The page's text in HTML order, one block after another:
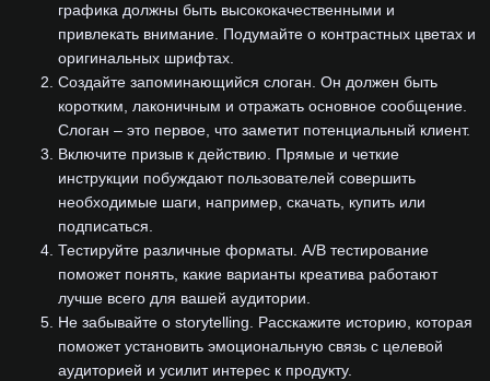
графика должны быть высококачественными и
привлекать внимание. Подумайте о контрастных цветах и
оригинальных шрифтах.
Создайте запоминающийся слоган. Он должен быть
коротким, лаконичным и отражать основное сообщение.
Слоган – это первое, что заметит потенциальный клиент.
Включите призыв к действию. Прямые и четкие
инструкции побуждают пользователей совершить
необходимые шаги, например, скачать, купить или
подписаться.
Тестируйте различные форматы. A/B тестирование
поможет понять, какие варианты креатива работают
лучше всего для вашей аудитории.
Не забывайте о storytelling. Расскажите историю, которая
поможет установить эмоциональную связь с целевой
аудиторией и усилит интерес к продукту.